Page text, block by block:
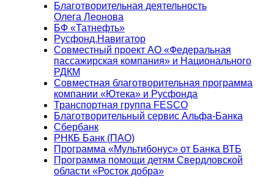
Благотворительная деятельность
Олега Леонова
БФ «Татнефть»
Русфонд.Навигатор
Совместный проект АО «Федеральная
пассажирская компания» и Национального
РДКМ
Совместная благотворительная программа
компании «Ютека» и Русфонда
Транспортная группа FESCO
Благотворительный сервис Альфа-Банка
Сбербанк
РНКБ Банк (ПАО)
Программа «Мультибонус» от Банка ВТБ
Программа помощи детям Свердловской
области «Росток добра»